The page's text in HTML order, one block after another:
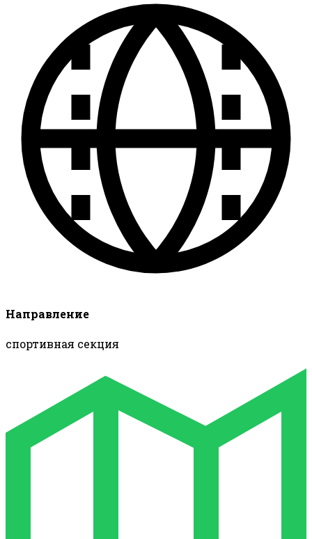
Направление
спортивная секция